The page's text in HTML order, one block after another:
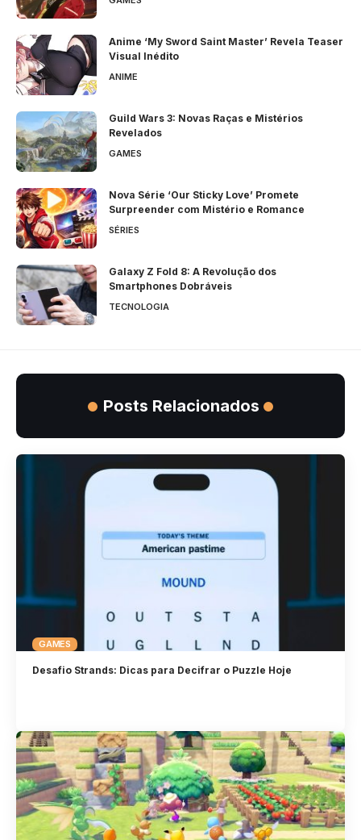
Anime ‘My Sword Saint Master’ Revela Teaser
Visual Inédito
ANIME
Guild Wars 3: Novas Raças e Mistérios
Revelados
GAMES
Nova Série ‘Our Sticky Love’ Promete
Surpreender com Mistério e Romance
SÉRIES
Galaxy Z Fold 8: A Revolução dos
Smartphones Dobráveis
TECNOLOGIA
Posts Relacionados
GAMES
Desafio Strands: Dicas para Decifrar o Puzzle Hoje